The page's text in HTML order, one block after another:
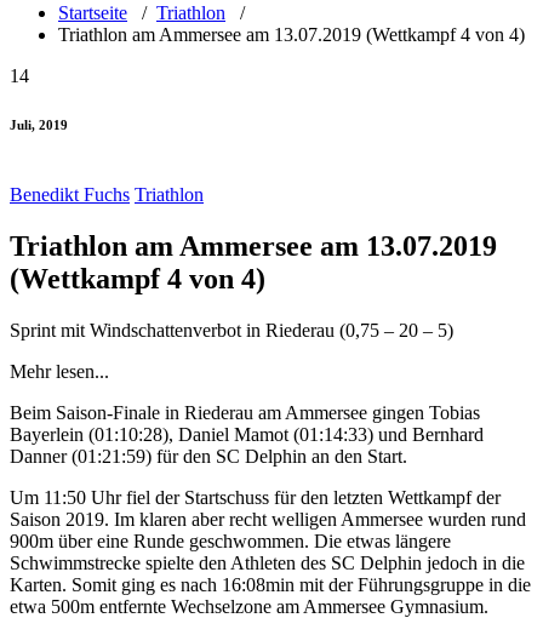
Startseite / Triathlon /
Triathlon am Ammersee am 13.07.2019 (Wettkampf 4 von 4)
14
Juli, 2019
Benedikt Fuchs Triathlon
Triathlon am Ammersee am 13.07.2019
(Wettkampf 4 von 4)
Sprint mit Windschattenverbot in Riederau (0,75 – 20 – 5)
Mehr lesen...
Beim Saison-Finale in Riederau am Ammersee gingen Tobias
Bayerlein (01:10:28), Daniel Mamot (01:14:33) und Bernhard
Danner (01:21:59) für den SC Delphin an den Start.
Um 11:50 Uhr fiel der Startschuss für den letzten Wettkampf der
Saison 2019. Im klaren aber recht welligen Ammersee wurden rund
900m über eine Runde geschwommen. Die etwas längere
Schwimmstrecke spielte den Athleten des SC Delphin jedoch in die
Karten. Somit ging es nach 16:08min mit der Führungsgruppe in die
etwa 500m entfernte Wechselzone am Ammersee Gymnasium.